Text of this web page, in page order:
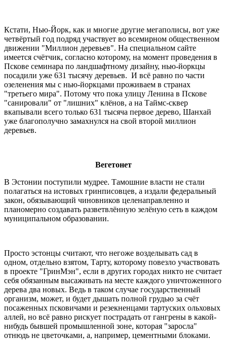
Кстати, Нью-Йорк, как и многие другие мегаполисы, вот уже
четвёртый год подряд участвует во всемирном общественном
движении "Миллион деревьев". На специальном сайте
имеется счётчик, согласно которому, на момент проведения в
Пскове семинара по ландшафтному дизайну, нью-йоркцы
посадили уже 631 тысячу деревьев. И всё равно по части
озеленения мы с нью-йоркцами проживаем в странах
"третьего мира". Потому что пока улицу Ленина в Пскове
"санировали" от "лишних" клёнов, а на Таймс-сквер
вкапывали всего только 631 тысяча первое дерево, Шанхай
уже благополучно замахнулся на свой второй миллион
деревьев.
Вегетонет
В Эстонии поступили мудрее. Тамошние власти не стали
полагаться на истовых гринписовцев, а издали федеральный
закон, обязывающий чиновников целенаправленно и
планомерно создавать разветвлённую зелёную сеть в каждом
муниципальном образовании.
Просто эстонцы считают, что негоже возделывать сад в
одном, отдельно взятом, Тарту, которому повезло участвовать
в проекте "ГринМэн", если в других городах никто не считает
себя обязанным высаживать на месте каждого уничтоженного
дерева два новых. Ведь в таком случае государственный
организм, может, и будет дышать полной грудью за счёт
посаженных псковичами и резекненцами тартуских ольховых
аллей, но всё равно рискует пострадать от гангрены в какой-
нибудь бывшей промышленной зоне, которая "заросла"
отнюдь не цветочками, а, например, цементными блоками.